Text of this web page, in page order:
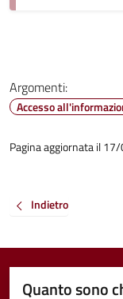
Argomenti:
Accesso
Pagina aggiornata il
Indietro
Quanto sono